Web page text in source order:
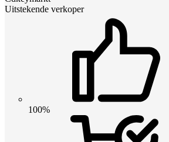
Uitstekende verkoper
100%